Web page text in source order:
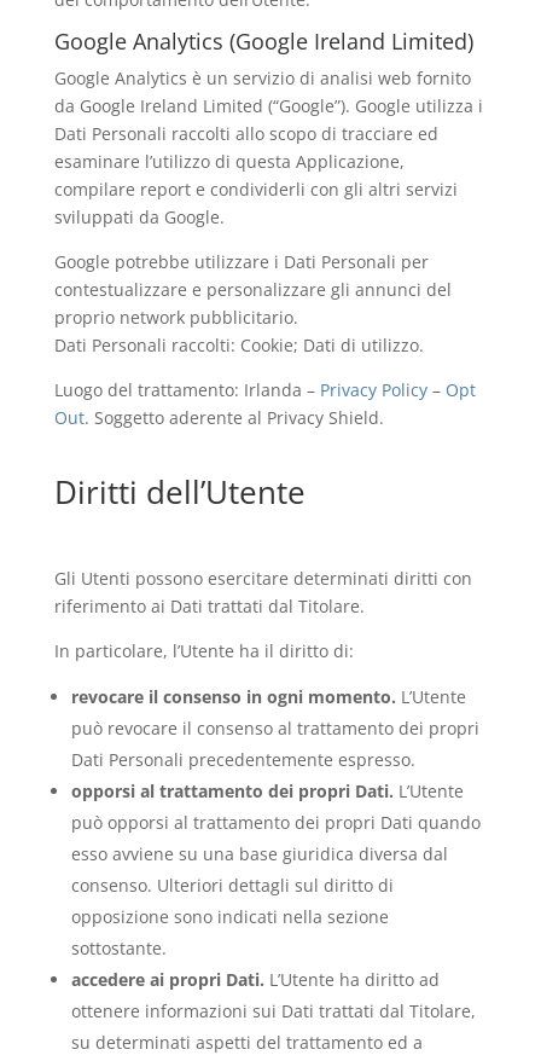
Google Analytics (Google Ireland Limited)
Google Analytics è un servizio di analisi web fornito
da Google Ireland Limited (“Google”). Google utilizza i
Dati Personali raccolti allo scopo di tracciare ed
esaminare l’utilizzo di questa Applicazione,
compilare report e condividerli con gli altri servizi
sviluppati da Google.
Google potrebbe utilizzare i Dati Personali per
contestualizzare e personalizzare gli annunci del
proprio network pubblicitario.
Dati Personali raccolti: Cookie; Dati di utilizzo.
Luogo del trattamento: Irlanda – Privacy Policy– Opt
Out. Soggetto aderente al Privacy Shield.
Diritti dell’Utente
Gli Utenti possono esercitare determinati diritti con
riferimento ai Dati trattati dal Titolare.
In particolare, l’Utente ha il diritto di:
revocare il consenso in ogni momento. L’Utente
può revocare il consenso al trattamento dei propri
Dati Personali precedentemente espresso.
opporsi al trattamento dei propri Dati. L’Utente
può opporsi al trattamento dei propri Dati quando
esso avviene su una base giuridica diversa dal
consenso. Ulteriori dettagli sul diritto di
opposizione sono indicati nella sezione
sottostante.
accedere ai propri Dati. L’Utente ha diritto ad
ottenere informazioni sui Dati trattati dal Titolare,
su determinati aspetti del trattamento ed a